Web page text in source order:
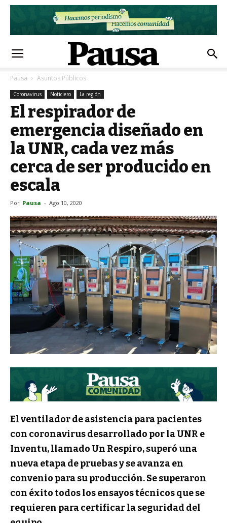
Pausa Asuntos Públicos
Coronavirus Noticiero La región
El respirador de
emergencia diseñado en
la UNR, cada vez más
cerca de ser producido en
escala
Por Pausa - Ago 10, 2020
El ventilador de asistencia para pacientes
con coronavirus desarrollado por la UNR e
Inventu, llamado Un Respiro, superó una
nueva etapa de pruebas y se avanza en
convenio para su producción. Se superaron
con éxito todos los ensayos técnicos que se
requieren para certificar la seguridad del